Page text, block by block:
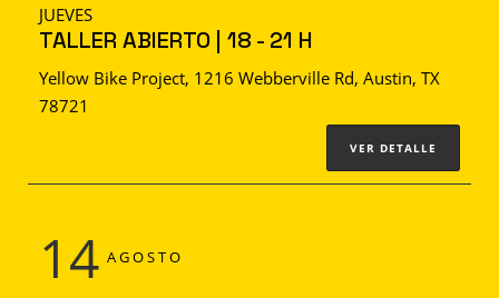
JUEVES
TALLER ABIERTO | 18 - 21 H
Yellow Bike Project, 1216 Webberville Rd, Austin, TX
78721
VER DETALLE
14 AGOSTO